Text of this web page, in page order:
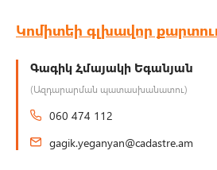
Կոմիտեի գլխավոր
Գագիկ Հմայակի Եգանյան
(Ազդարարման պատասխանատու)
060 474 112
gagik.yeganyan@cadastre.am